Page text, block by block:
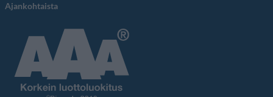
Ajankohtaista